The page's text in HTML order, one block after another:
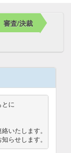
審査/決裁
に
いたします。
らせします。